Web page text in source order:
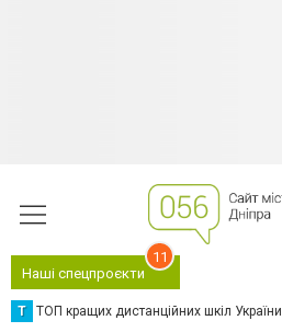
Наші спецпроєкти
11
Т ТОП кращих дистанційних шкіл України